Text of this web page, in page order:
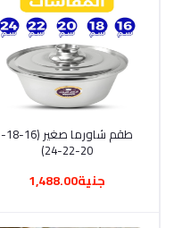
أضف إلى السلة طقم شاورما صغير (16-18-
20-22-24)
جنية1,488.00